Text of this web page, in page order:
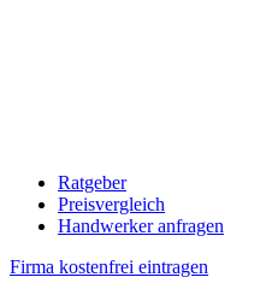
Ratgeber
Preisvergleich
Handwerker anfragen
Firma kostenfrei eintragen